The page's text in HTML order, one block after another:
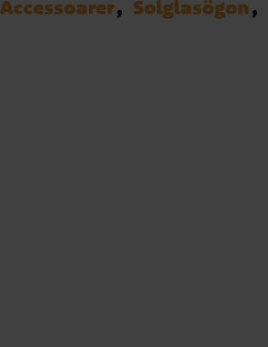
Accessoarer Solglasögon